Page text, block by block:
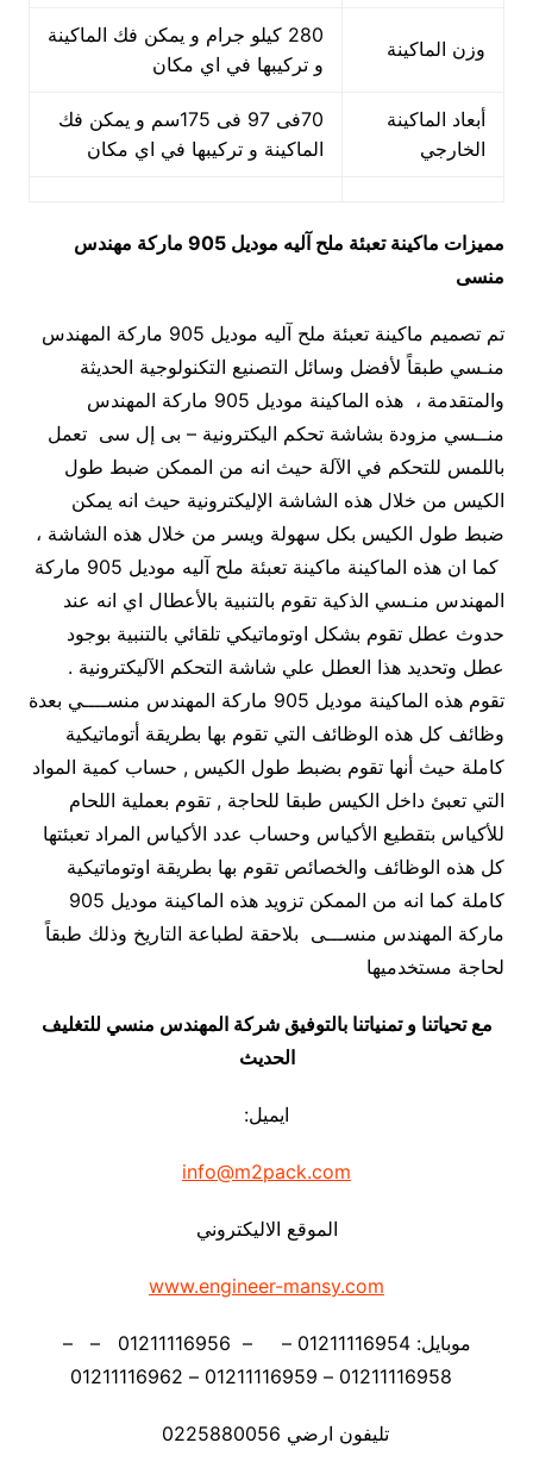
وزن الماكينة
280 كيلو جرام و يمكن فك الماكينة
و تركيبها في اي مكان
أبعاد الماكينة
الخارجي
70فى 97 فى 175سم و يمكن فك
الماكينة و تركيبها في اي مكان
مميزات ماكينة تعبئة ملح آليه
موديل 905 ماركة مهندس
منسى
تم تصميم ماكينة تعبئة ملح آليه موديل 905 ماركة المهندس
منـسي طبقاً لأفضل وسائل التصنيع التكنولوجية الحديثة
والمتقدمة ، هذه الماكينة موديل 905 ماركة المهندس
منــسي مزودة بشاشة تحكم اليكترونية – بى إل سى تعمل
باللمس للتحكم في الآلة حيث انه من الممكن ضبط طول
الكيس من خلال هذه الشاشة الإليكترونية حيث انه يمكن
ضبط طول الكيس بكل سهولة ويسر من خلال هذه الشاشة ،
كما ان هذه الماكينة ماكينة تعبئة ملح آليه موديل 905 ماركة
المهندس منـسي الذكية تقوم بالتنبية بالأعطال اي انه عند
حدوث عطل تقوم بشكل اوتوماتيكي تلقائي بالتنبية بوجود
عطل وتحديد هذا العطل علي شاشة التحكم الآليكترونية .
تقوم هذه الماكينة موديل 905 ماركة المهندس منســــي بعدة
وظائف كل هذه الوظائف التي تقوم بها بطريقة أتوماتيكية
كاملة حيث أنها تقوم بضبط طول الكيس , حساب كمية المواد
التي تعبئ داخل الكيس طبقا للحاجة , تقوم بعملية اللحام
للأكياس بتقطيع الأكياس وحساب عدد الأكياس المراد تعبئتها
كل هذه الوظائف والخصائص تقوم بها بطريقة اوتوماتيكية
كاملة كما انه من الممكن تزويد هذه الماكينة موديل 905
ماركة المهندس منســـى بلاحقة لطباعة التاريخ وذلك طبقاً
لحاجة مستخدميها
مع تحياتنا و تمنياتنا بالتوفيق شركة المهندس منسي للتغليف
الحديث
ايميل:
info@m2pack.com
الموقع الاليكتروني
www.engineer-mansy.com
موبايل: 01211116954 – – 01211116956 – –
تليفون ارضي 0225880056